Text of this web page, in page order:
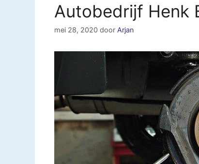
Autobedrijf Henk
mei 28, 2020 door Arjan